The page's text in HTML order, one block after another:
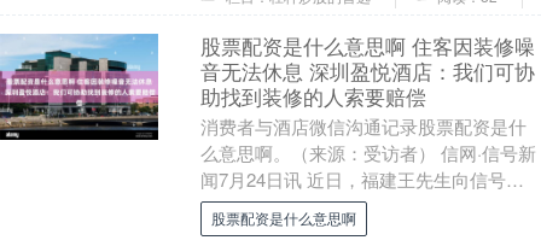
股票配资是什么意思啊 住客因装修噪
音无法休息 深圳盈悦酒店：我们可协
助找到装修的人索要赔偿
消费者与酒店微信沟通记录股票配资是什
么意思啊。（来源：受访者） 信网·信号新
闻7月24日讯 近日，福建王先生向信号新
闻(0532-80889431)反映，他和家....
股票配资是什么意思啊